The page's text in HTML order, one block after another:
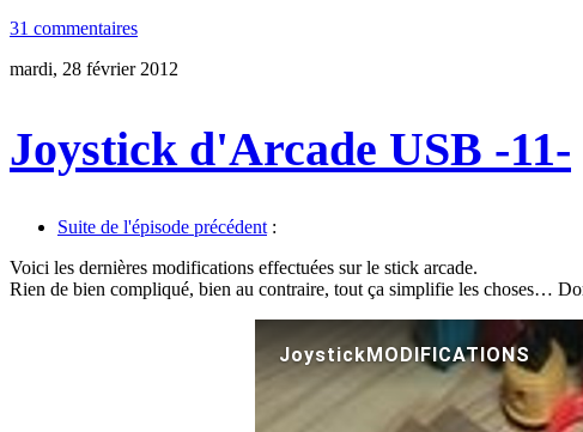
31 commentaires
mardi, 28 février 2012
Joystick d'Arcade USB -11-
Suite de l'épisode précédent :
Voici les dernières modifications effectuées sur le stick arcade.
Rien de bien compliqué, bien au contraire, tout ça simplifie les choses…